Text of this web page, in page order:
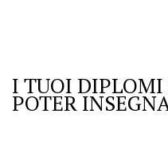
I TUOI DIPLOMI
POTER